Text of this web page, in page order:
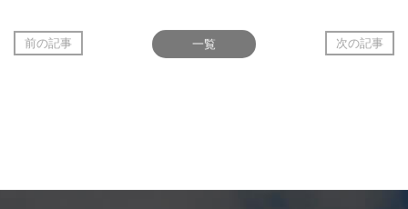
前の記事 一覧 次の記事